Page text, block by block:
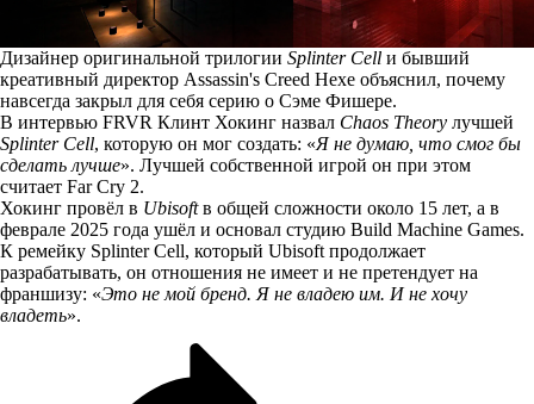
Дизайнер оригинальной трилогии Splinter Cell и бывший
креативный директор Assassin's Creed Hexe объяснил, почему
навсегда закрыл для себя серию о Сэме Фишере.
В интервью FRVR Клинт Хокинг назвал Chaos Theory лучшей
Splinter Cell, которую он мог создать: «Я не думаю, что смог бы
сделать лучше». Лучшей собственной игрой он при этом
считает Far Cry 2.
Хокинг провёл в Ubisoftв общей сложности около 15 лет, а в
феврале 2025 года ушёл и основал студию Build Machine Games.
К ремейку Splinter Cell, который Ubisoft продолжает
разрабатывать, он отношения не имеет и не претендует на
франшизу: «Это не мой бренд. Я не владею им. И не хочу
владеть».